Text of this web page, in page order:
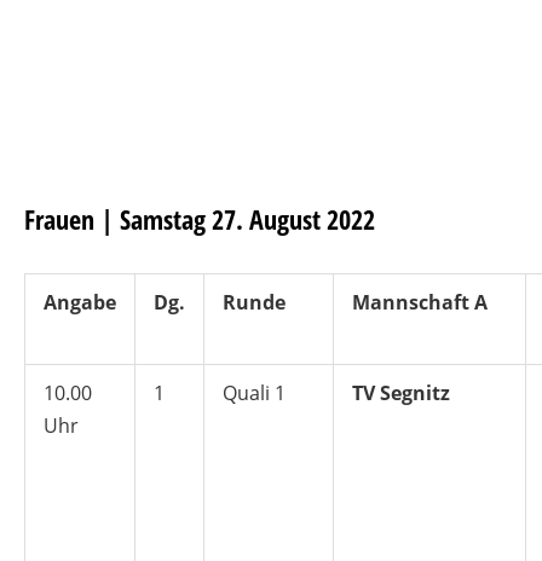
Frauen | Samstag 27. August 2022
Angabe Dg. Runde Mannschaft A
10.00
Uhr
1 Quali 1 TV Segnitz